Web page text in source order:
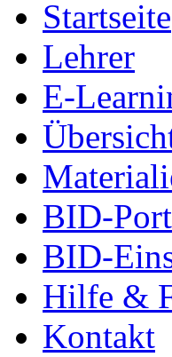
Startseite
Lehrer
E-
BID-
BID-
Hilfe &
Kontakt